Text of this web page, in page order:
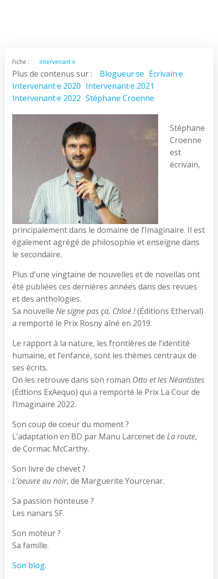
Fiche : Intervenant·e
Plus de contenus sur : Blogueur·se Écrivain·e
Intervenant·e 2020 Intervenant·e 2021
Intervenant·e 2022 Stéphane Croenne
Stéphane
Croenne
est
écrivain,
principalement dans le domaine de l’Imaginaire. Il est
également agrégé de philosophie et enseigne dans
le secondaire.
Plus d’une vingtaine de nouvelles et de novellas ont
été publiées ces dernières années dans des revues
et des anthologies.
Sa nouvelle Ne signe pas ça, Chloé !(Éditions Etherval)
a remporté le Prix Rosny aîné en 2019.
Le rapport à la nature, les frontières de l’identité
humaine, et l’enfance, sont les thèmes centraux de
ses écrits.
On les retrouve dans son roman Otto et les Néantistes
(Édtions ExAequo) qui a remporté le Prix La Cour de
l’Imaginaire 2022.
Son coup de coeur du moment ?
L’adaptation en BD par Manu Larcenet de La route,
de Cormac McCarthy.
Son livre de chevet ?
L’oeuvre au noir, de Marguerite Yourcenar.
Sa passion honteuse ?
Les nanars SF.
Son moteur ?
Sa famille.
Son blog.